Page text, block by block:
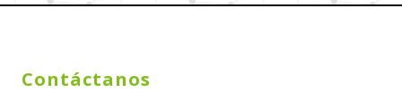
Contáctanos